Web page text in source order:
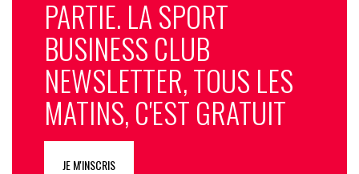
PARTIE. LA SPORT
BUSINESS CLUB
NEWSLETTER, TOUS LES
MATINS, C'EST GRATUIT
JE M'INSCRIS